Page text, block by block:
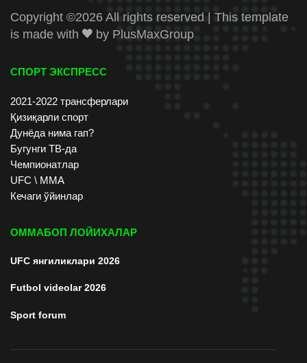
Copyright ©2026 All rights reserved | This template
is made with
by PlusMaxGroup
СПОРТ ЭКСПРЕСС
2021-2022 трансферлари
Қизиқарли спорт
Дунёда нима гап?
Бугунги ТВ-да
Чемпионатлар
UFC \ ММА
Кечаги ўйинлар
ОММАБОП ЛОЙИХАЛАР
UFC янгиликлари 2026
Futbol videolar 2026
Sport forum